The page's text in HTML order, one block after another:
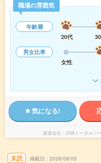
職場の雰囲気
年齢層
20代
男女比率
女性
気になる!
派遣会社 日研トータルソ
未読 掲載日 2026/08/05